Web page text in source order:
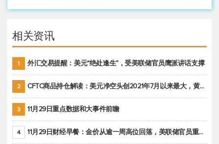
相关资讯
1 外汇交易提醒：美元“绝处逢生”，受美联储官员鹰派讲话支撑
2 CFTC商品持仓解读：美元净空头创2021年7月以来最大，黄金期货投机性净多头头寸减少
3 11月29日重点数据和大事件前瞻
4 11月29日财经早餐：金价从逾一周高位回落，美联储官员重申鹰派立场推动美元回升